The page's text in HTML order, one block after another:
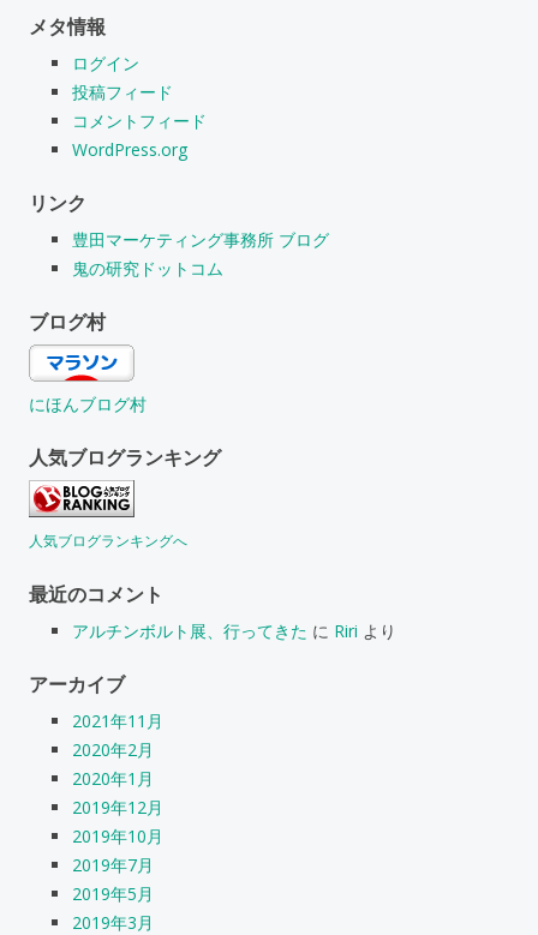
メタ情報
ログイン
投稿フィード
コメントフィード
WordPress.org
リンク
豊田マーケティング事務所 ブログ
鬼の研究ドットコム
ブログ村
にほんブログ村
人気ブログランキング
人気ブログランキングへ
最近のコメント
アルチンボルト展、行ってきた に Riri より
アーカイブ
2021年11月
2020年2月
2020年1月
2019年12月
2019年10月
2019年7月
2019年5月
2019年3月